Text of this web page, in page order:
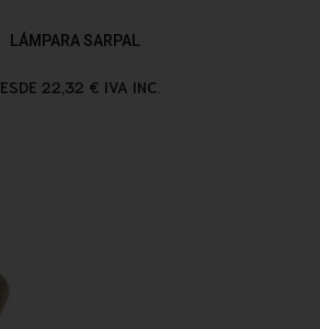
LÁMPARA SARPAL
22,32 € IVA INC.